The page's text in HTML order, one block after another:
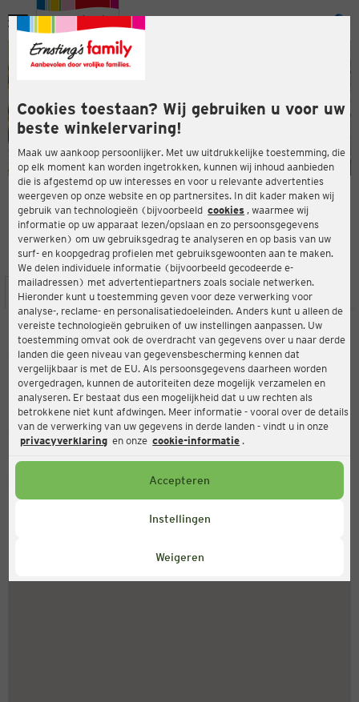
Cookies toestaan? Wij gebruiken u voor uw
beste winkelervaring!
Maak uw aankoop persoonlijker. Met uw uitdrukkelijke toestemming, die
op elk moment kan worden ingetrokken, kunnen wij inhoud aanbieden
die is afgestemd op uw interesses en voor u relevante advertenties
weergeven op onze website en op partnersites. In dit kader maken wij
gebruik van technologieën (bijvoorbeeld cookies , waarmee wij
informatie op uw apparaat lezen/opslaan en zo persoonsgegevens
verwerken) om uw gebruiksgedrag te analyseren en op basis van uw
surf- en koopgedrag profielen met gebruiksgewoonten aan te maken.
We delen individuele informatie (bijvoorbeeld gecodeerde e-
mailadressen) met advertentiepartners zoals sociale netwerken.
Hieronder kunt u toestemming geven voor deze verwerking voor
analyse-, reclame- en personalisatiedoeleinden. Anders kunt u alleen de
vereiste technologieën gebruiken of uw instellingen aanpassen. Uw
toestemming omvat ook de overdracht van gegevens over u naar derde
landen die geen niveau van gegevensbescherming kennen dat
vergelijkbaar is met de EU. Als persoonsgegevens daarheen worden
overgedragen, kunnen de autoriteiten deze mogelijk verzamelen en
analyseren. Er bestaat dus een mogelijkheid dat u uw rechten als
betrokkene niet kunt afdwingen. Meer informatie - vooral over de details
van de verwerking van uw gegevens in derde landen - vindt u in onze
privacyverklaring en onze cookie-informatie .
Accepteren
Instellingen
Weigeren
Menu
ERNSTING'S FAMILY-WINKEL
Lindengasse 16
4040 Linz
LOCATIE SERVICES ASSORTIMENT ACTIES
Ernsting's family
Lindengasse 16, 4040 Linz
Actueel:
Gesloten
Servicenummer
Maandag tot vrijdag 8-18 uur